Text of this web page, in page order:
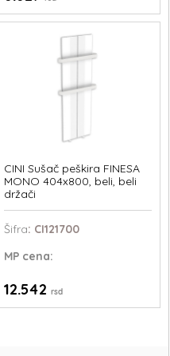
CINI Sušač peškira FINESA
MONO 404x800, beli, beli
držači
Šifra: CI121700
MPcena:
12.542 rsd